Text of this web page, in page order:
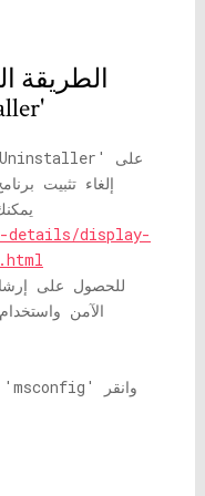
الطريقة
إلغاء تثبيت
details/display-
للحصول على
الآمن